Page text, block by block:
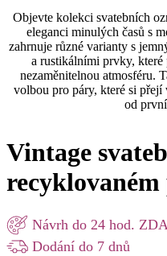
Objevte kolekci svatebních
eleganci minulých časů s
zahrnuje různé varianty s
a rustikálními prvky, které
nezaměnitelnou atmosféru.
volbou pro páry, které si
od
Vintage
recyklovaném
Návrh do 24 hod.
Dodání do 7 dnů